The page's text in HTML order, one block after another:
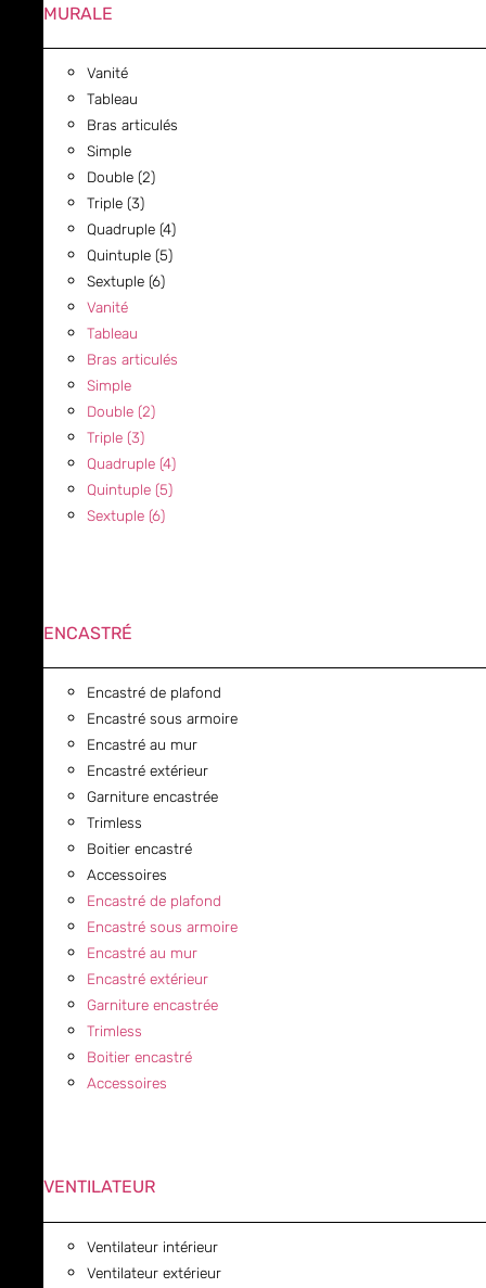
MURALE
Vanité
Tableau
Bras articulés
Simple
Double (2)
Triple (3)
Quadruple (4)
Quintuple (5)
Sextuple (6)
Vanité
Tableau
Bras articulés
Simple
Double (2)
Triple (3)
Quadruple (4)
Quintuple (5)
Sextuple (6)
ENCASTRÉ
Encastré de plafond
Encastré sous armoire
Encastré au mur
Encastré extérieur
Garniture encastrée
Trimless
Boitier encastré
Accessoires
Encastré de plafond
Encastré sous armoire
Encastré au mur
Encastré extérieur
Garniture encastrée
Trimless
Boitier encastré
Accessoires
VENTILATEUR
Ventilateur intérieur
Ventilateur extérieur